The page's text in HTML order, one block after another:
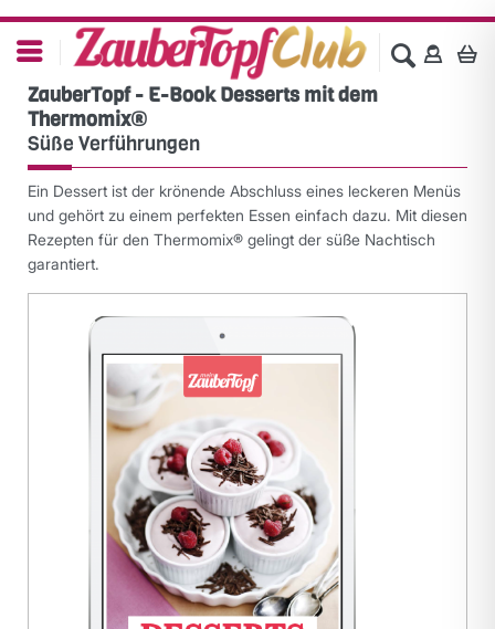
ZauberTopf - E-Book Desserts mit dem
Thermomix®
Süße Verführungen
Ein Dessert ist der krönende Abschluss eines leckeren Menüs
und gehört zu einem perfekten Essen einfach dazu. Mit diesen
Rezepten für den Thermomix® gelingt der süße Nachtisch
garantiert.